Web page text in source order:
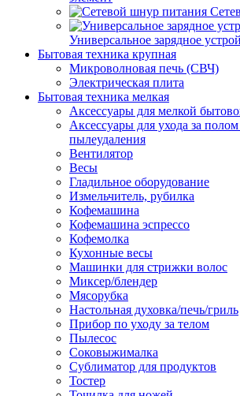
Универсальное зарядное
Бытовая техника крупная
Микроволновая печь (СВЧ)
Электрическая плита
Бытовая техника мелкая
Аксессуары для мелкой
Аксессуары для ухода за
пылеудаления
Вентилятор
Весы
Гладильное оборудование
Измельчитель, рубилка
Кофемашина
Кофемашина эспрессо
Кофемолка
Кухонные весы
Машинки для стрижки волос
Миксер/блендер
Мясорубка
Настольная духовка/печь/гриль
Прибор по уходу за телом
Пылесос
Соковыжималка
Сублиматор для продуктов
Тостер